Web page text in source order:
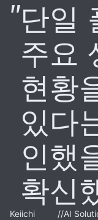
단일
주요
현황
있다
인했
확신
Keiichi
//AI